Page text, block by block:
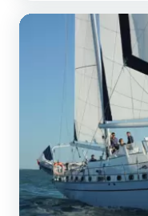
Sie an...